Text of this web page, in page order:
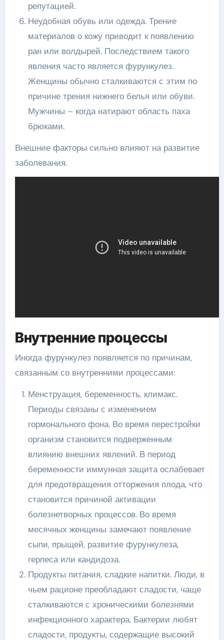
репутацией.
Неудобная обувь или одежда. Трение
материалов о кожу приводит к появлению
ран или волдырей. Последствием такого
явления часто является фурункулез.
Женщины обычно сталкиваются с этим по
причине трения нижнего белья или обуви.
Мужчины – когда натирают область паха
брюками.
Внешние факторы сильно влияют на развитие
заболевания.
Внутренние процессы
Иногда фурункулез появляется по причинам,
связанным со внутренними процессами:
Менструация, беременность, климакс.
Периоды связаны с изменением
гормонального фона. Во время перестройки
организм становится подверженным
влиянию внешних явлений. В период
беременности иммунная защита ослабевает
для предотвращения отторжения плода, что
становится причиной активации
болезнетворных процессов. Во время
месячных женщины замечают появление
сыпи, прыщей, развитие фурункулеза,
герпеса или кандидоза.
Продукты питания, сладкие напитки. Люди, в
чьем рационе преобладают сладости, чаще
сталкиваются с хроническими болезнями
инфекционного характера. Бактерии любят
сладости, продукты, содержащие высокий